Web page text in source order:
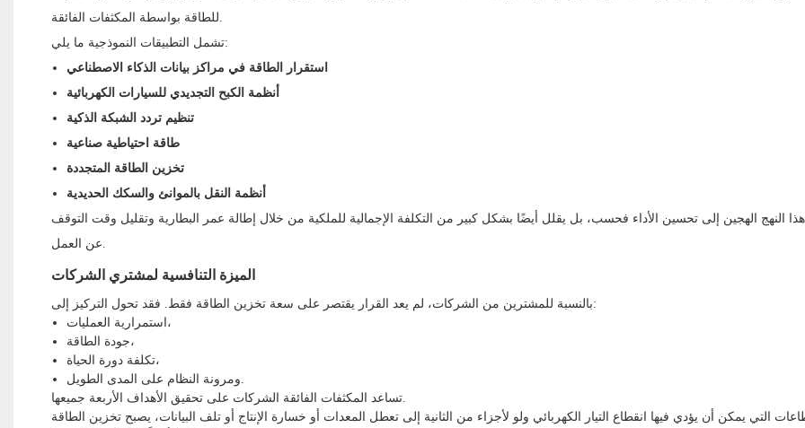
تشمل التطبيقات النموذجية ما يلي:
استقرار الطاقة في مراكز بيانات الذكاء الاصطناعي
أنظمة الكبح التجديدي للسيارات الكهربائية
تنظيم تردد الشبكة الذكية
طاقة احتياطية صناعية
تخزين الطاقة المتجددة
أنظمة النقل بالموانئ والسكك الحديدية
هذا النهج الهجين إلى تحسين الأداء فحسب، بل يقلل أيضًا بشكل كبير من التكلفة الإجمالية للملكية من خلال إطالة عمر البطارية وتقليل وقت التوقف
الميزة التنافسية لمشتري الشركات
بالنسبة للمشترين من الشركات، لم يعد القرار يقتصر على سعة تخزين الطاقة فقط. فقد تحول التركيز إلى:
استمرارية العمليات،
جودة الطاقة،
تكلفة دورة الحياة،
تساعد المكثفات الفائقة الشركات على تحقيق الأهداف الأربعة جميعها.
التي يمكن أن يؤدي فيها انقطاع التيار الكهربائي ولو لأجزاء من الثانية إلى تعطل المعدات أو خسارة الإنتاج أو تلف البيانات، يصبح تخزين الطاقة